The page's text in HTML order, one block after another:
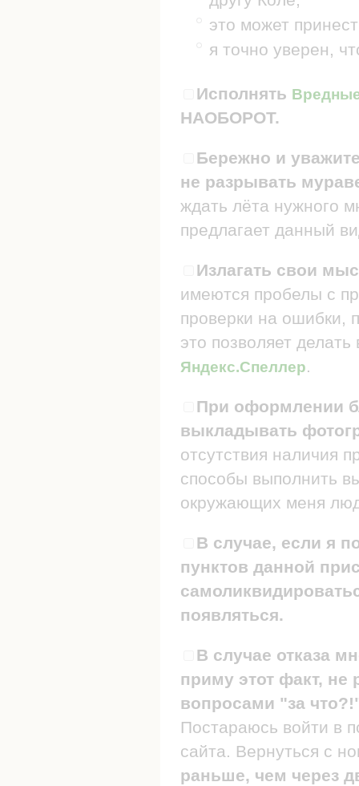
это может
я точно уверен,
Исполнять
НАОБОРОТ.
Бережно и
не разрывать
ждать лёта нужного
предлагает данный
Излагать свои
имеются пробелы с
проверки на ошибки,
это позволяет
Яндекс.Спеллер.
При оформлении
выкладывать
отсутствия наличия
способы выполнить
окружающих меня
В случае, если я
пунктов данной
появляться.
В случае отказа
приму этот факт, не
вопросами "за
Постараюсь войти в
сайта. Вернуться с
раньше, чем через